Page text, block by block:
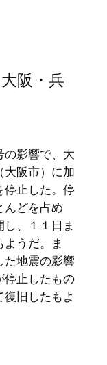
阪・兵
の影響で、大
大阪市）に加
停止した。停
んどを占め
、１１日ま
うだ。ま
た地震の影響
停止したもの
旧したもよ